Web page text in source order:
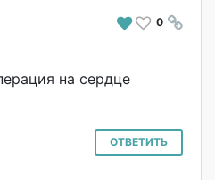
# 0
на сердце
ОТВЕТИТЬ